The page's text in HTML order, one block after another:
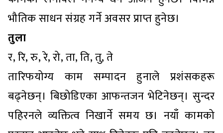
भौतिक साधन संग्रह गर्ने अवसर प्राप्त हुनेछ।
तुला
र, रि, रु, रे, रो, ता, ति, तु, ते
तारिफयोग्य काम सम्पादन हुनाले प्रशंसकहरू
बढ्नेछन्। बिछोडिएका आफन्तजन भेटिनेछन्। सुन्दर
पहिरनले व्यक्तित्व निखार्ने समय छ। नयाँ कामको